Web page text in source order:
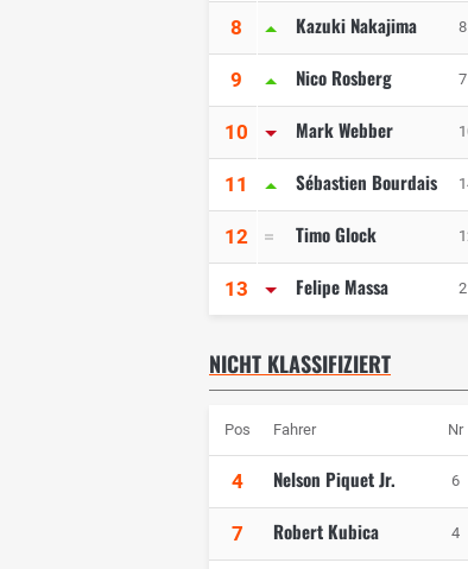
8 Kazuki Nakajima 8
9 Nico Rosberg 7
10 Mark Webber
11 Sébastien Bourdais
12 Timo Glock
13 Felipe Massa 2
NICHT KLASSIFIZIERT
Pos Fahrer Nr
4 Nelson Piquet Jr. 6
7 Robert Kubica 4